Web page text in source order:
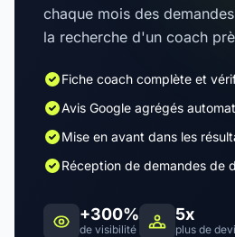
chaque mois des
la recherche d'un coach
Fiche coach complète et
Avis Google agrégés
Mise en avant dans les
Réception de demandes de
+300%
de visibilité
5x
plus de